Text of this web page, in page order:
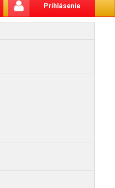
Prihlásenie